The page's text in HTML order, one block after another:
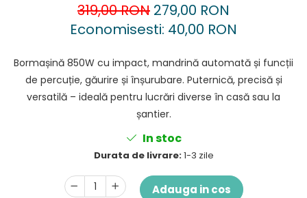
Mori electrice
Oale și vase de gătit
Perne
Presostate/Regulatoare de
319,00 RON 279,00 RON
Economisesti: 40,00 RON
Bormașină 850W cu impact, mandrină automată și funcții
de percuție, găurire și înșurubare. Puternică, precisă și
versatilă – ideală pentru lucrări diverse în casă sau la
șantier.
In stoc
Durata de livrare:1-3 zile
Adauga in cos